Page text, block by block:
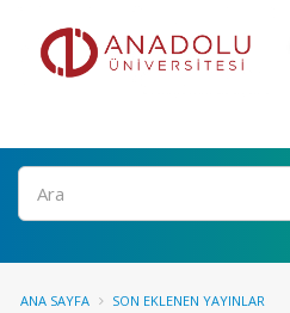
Ara
ANA SAYFA SON EKLENEN YAYINLAR